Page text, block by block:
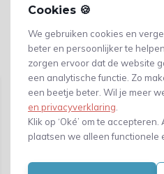
Cookies 🍪
We gebruiken cookies en
beter en persoonlijker te
zorgen ervoor dat de website
een analytische functie. Zo
een beetje beter. Wil je meer
en privacyverklaring
Klik op ‘Oké’ om te accepteren.
plaatsen we alleen functionele
Gerelateerde producten